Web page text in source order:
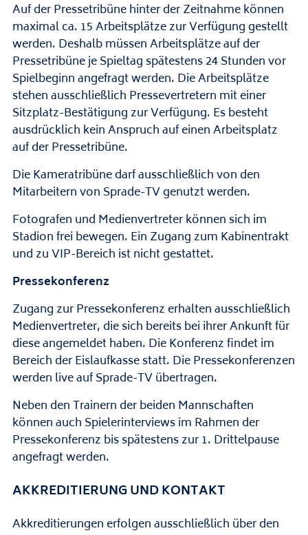
Auf der Pressetribüne hinter der Zeitnahme können
maximal ca. 15 Arbeitsplätze zur Verfügung gestellt
werden. Deshalb müssen Arbeitsplätze auf der
Pressetribüne je Spieltag spätestens 24 Stunden vor
Spielbeginn angefragt werden. Die Arbeitsplätze
stehen ausschließlich Pressevertretern mit einer
Sitzplatz-Bestätigung zur Verfügung. Es besteht
ausdrücklich kein Anspruch auf einen Arbeitsplatz
auf der Pressetribüne.
Die Kameratribüne darf ausschließlich von den
Mitarbeitern von Sprade-TV genutzt werden.
Fotografen und Medienvertreter können sich im
Stadion frei bewegen. Ein Zugang zum Kabinentrakt
und zu VIP-Bereich ist nicht gestattet.
Pressekonferenz
Zugang zur Pressekonferenz erhalten ausschließlich
Medienvertreter, die sich bereits bei ihrer Ankunft für
diese angemeldet haben. Die Konferenz findet im
Bereich der Eislaufkasse statt. Die Pressekonferenzen
werden live auf Sprade-TV übertragen.
Neben den Trainern der beiden Mannschaften
können auch Spielerinterviews im Rahmen der
Pressekonferenz bis spätestens zur 1. Drittelpause
angefragt werden.
AKKREDITIERUNG UND KONTAKT
Akkreditierungen erfolgen ausschließlich über den